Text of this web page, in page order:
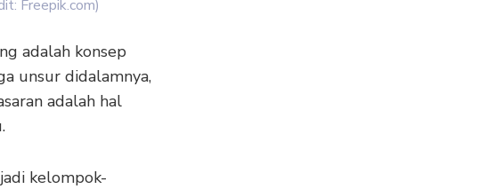
Freepik.com)
adalah konsep
unsur didalamnya,
adalah hal
kelompok-